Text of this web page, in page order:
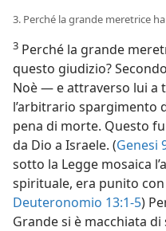
3. Perché la grande meretrice
3 Perché la grande
questo giudizio?
Noè — e attraverso lui
l’arbitrario spargimento
pena di morte. Questo
da Dio a Israele. (Genesi
sotto la Legge mosaica
spirituale, era punito
Deuteronomio 13:1-5)
Grande si è macchiata